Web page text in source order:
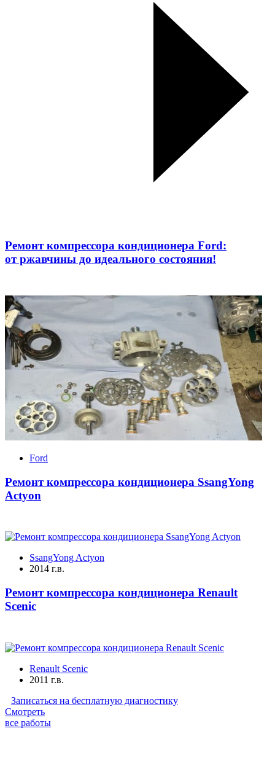
Ремонт компрессора кондиционера Ford:
от ржавчины до идеального состояния!
Ford
Ремонт компрессора кондиционера SsangYong
Actyon
SsangYong Actyon
2014 г.в.
Ремонт компрессора кондиционера Renault
Scenic
Renault Scenic
2011 г.в.
Записаться на бесплатную диагностику
Смотреть
все работы